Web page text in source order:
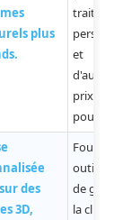
plus
et
prix
pour le
des
3D,
outils
de
la